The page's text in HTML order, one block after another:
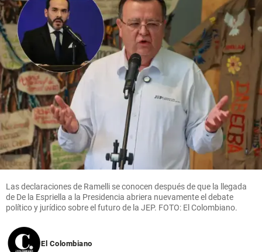
Las declaraciones de Ramelli se conocen después de que la llegada
de De la Espriella a la Presidencia abriera nuevamente el debate
político y jurídico sobre el futuro de la JEP. FOTO: El Colombiano.
El Colombiano